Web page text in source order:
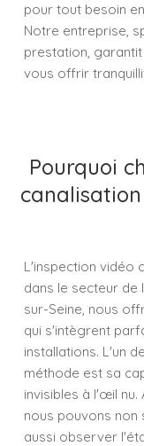
pour tout besoin
Notre entreprise,
prestation,
vous offrir
Pourquoi
L'inspection vidéo
dans le secteur de
sur-Seine, nous
qui s'intègrent
installations. L'un
méthode est sa
invisibles à l'œil nu.
nous pouvons non
aussi observer